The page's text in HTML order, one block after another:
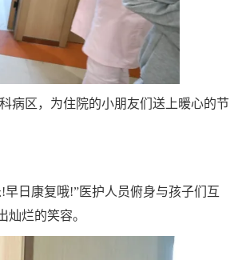
病区，为住院的小朋友们送上暖心的节
日康复哦!”医护人员俯身与孩子们互
烂的笑容。